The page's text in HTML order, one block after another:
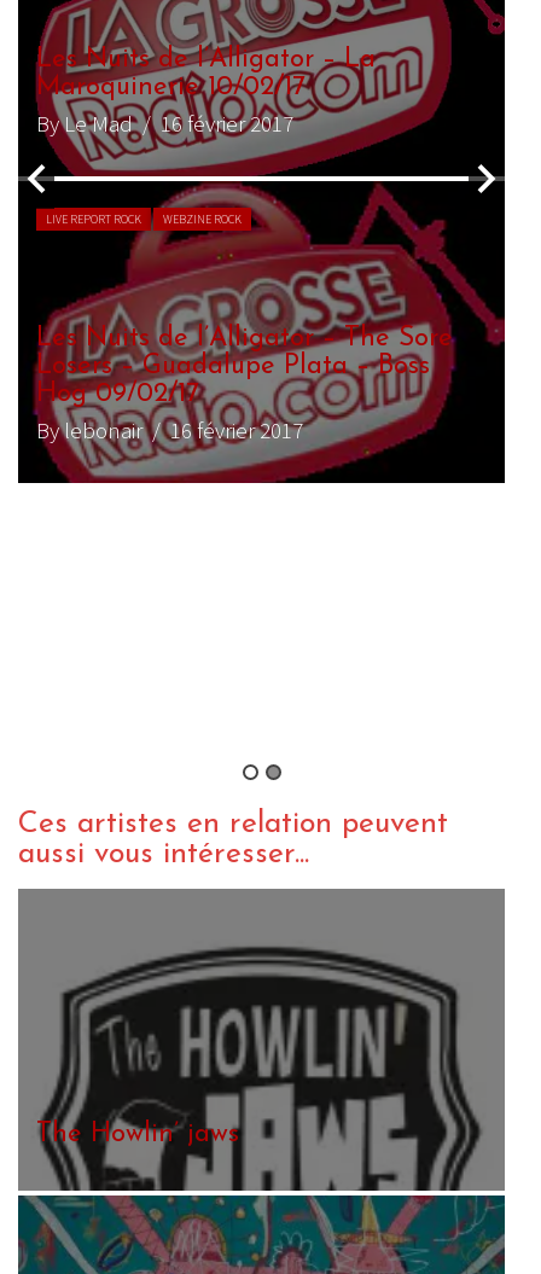
Festival les Nuits de l’Alligator 2018
– 5/02
By Le Mad/ 11 février 2018
LIVE REPORT ROCK WEBZINE ROCK
Festival les Nuits de l’Alligator 2018
– 30/01
By Le Mad/ 5 février 2018
Ces artistes en relation peuvent
aussi vous intéresser...
The Howlin’ jaws